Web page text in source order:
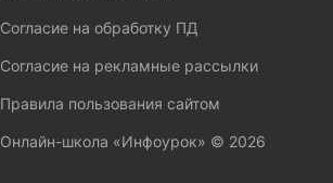
Согласие на обработку ПД
Согласие на рекламные рассылки
Правила пользования сайтом
Онлайн-школа «Инфоурок» © 2026